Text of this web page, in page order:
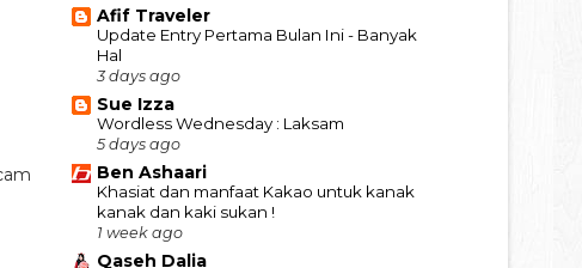
Afif Traveler
Update Entry Pertama Bulan Ini - Banyak
Hal
3 days ago
Sue Izza
Wordless Wednesday : Laksam
5 days ago
Ben Ashaari
Khasiat dan manfaat Kakao untuk kanak
kanak dan kaki sukan !
1 week ago
Qaseh Dalia